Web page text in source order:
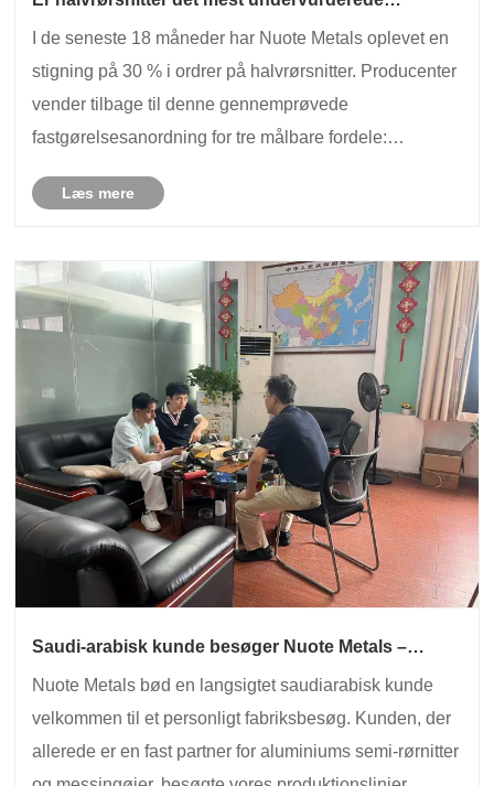
I de seneste 18 måneder har Nuote Metals oplevet en
stigning på 30 % i ordrer på halvrørsnitter. Producenter
vender tilbage til denne gennemprøvede
fastgørelsesanordning for tre målbare fordele:
samlingskvaliteten forbliver ensartet under vibrati......
Læs mere
Saudi-arabisk kunde besøger Nuote Metals –
nitter og messing øjer
Nuote Metals bød en langsigtet saudiarabisk kunde
velkommen til et personligt fabriksbesøg. Kunden, der
allerede er en fast partner for aluminiums semi-rørnitter